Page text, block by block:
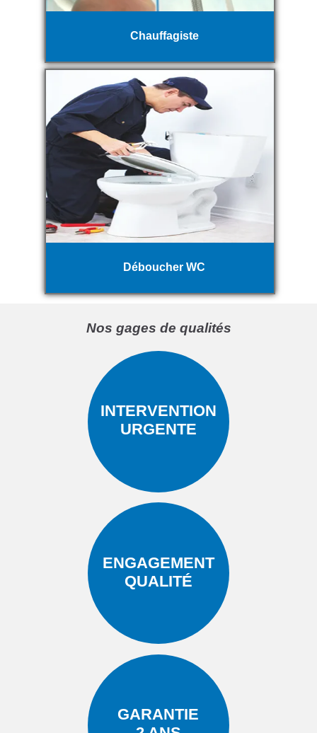
Chauffagiste
Déboucher WC
Nos gages de qualités
INTERVENTION
URGENTE
ENGAGEMENT
QUALITÉ
GARANTIE